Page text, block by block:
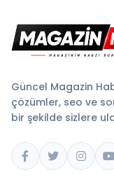
Güncel Magazin
çözümler, seo ve
bir şekilde sizlere